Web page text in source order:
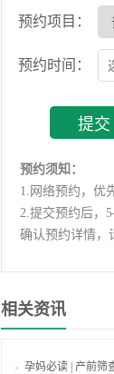
预约项目：
预约时间：
预约须知：
1. 网络预约，优
2.提交预约后，
确认预约详情，
相关资讯
孕妈必读 | 产前筛查、